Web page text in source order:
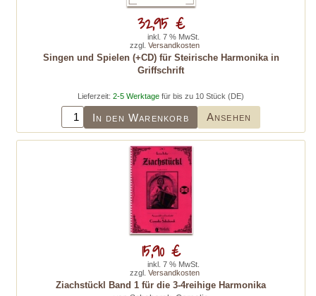
Singen und Spielen (+CD) für Steirische Harmonika in
Griffschrift
Lieferzeit: 2-5 Werktage für bis zu 10 Stück (DE)
In den Warenkorb Ansehen
32,95 €
inkl. 7 % MwSt.
zzgl. Versandkosten
Ziachstückl Band 1 für die 3-4reihige Harmonika
15,90 €
inkl. 7 % MwSt.
zzgl. Versandkosten